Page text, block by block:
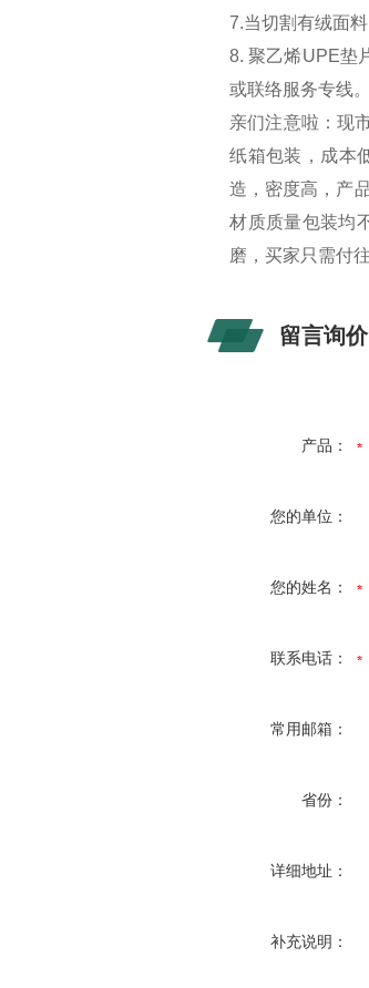
7.当切割有绒面
8. 聚乙烯UPE垫
或联络服务专线。
亲们注意啦：现
纸箱包装，成本
造，密度高，产
材质质量包装均
磨，买家只需付
留言询价
产品：
您的单位：
您的姓名：
联系电话：
常用邮箱：
省份：
详细地址：
补充说明：